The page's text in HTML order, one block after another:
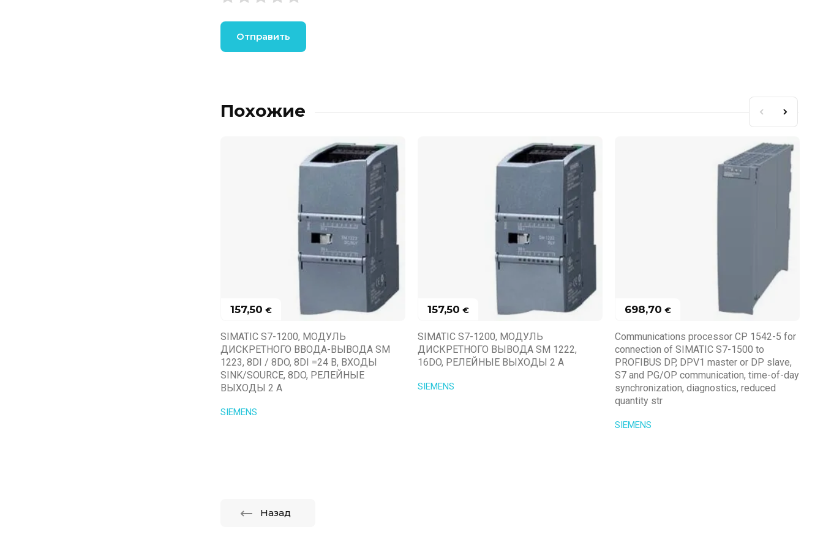
Отправить
Похожие
157,50 €
SIMATIC S7-1200, МОДУЛЬ
ДИСКРЕТНОГО ВВОДА-ВЫВОДА SM
1223, 8DI / 8DO, 8DI =24 В, ВХОДЫ
SINK/SOURCE, 8DO, РЕЛЕЙНЫЕ
ВЫХОДЫ 2 A
SIEMENS
157,50 €
SIMATIC S7-1200, МОДУЛЬ
ДИСКРЕТНОГО ВЫВОДА SM 1222,
16DO, РЕЛЕЙНЫЕ ВЫХОДЫ 2 A
SIEMENS
698,70 €
Communications processor CP 1542-5 for
connection of SIMATIC S7-1500 to
PROFIBUS DP, DPV1 master or DP slave,
S7 and PG/OP communication, time-of-day
synchronization, diagnostics, reduced
quantity str
SIEMENS
Назад